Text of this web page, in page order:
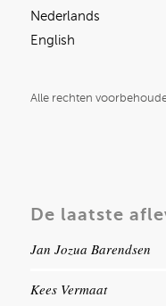
Nederlands
English
Alle rechten
De laatste
Jan Jozua Barendsen
Kees Vermaat